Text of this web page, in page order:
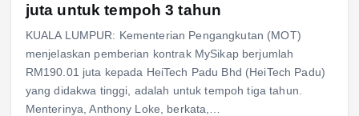
juta untuk tempoh 3 tahun
KUALA LUMPUR: Kementerian Pengangkutan (MOT)
menjelaskan pemberian kontrak MySikap berjumlah
RM190.01 juta kepada HeiTech Padu Bhd (HeiTech Padu)
yang didakwa tinggi, adalah untuk tempoh tiga tahun.
Menterinya, Anthony Loke, berkata,…